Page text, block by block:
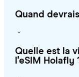
Quand
Quelle est la
l'eSIM Holafly